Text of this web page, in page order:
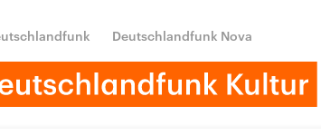
Deutschlandfunk Nova